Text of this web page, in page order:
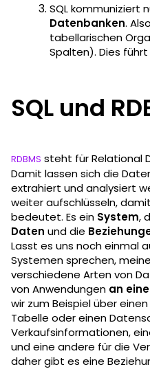
SQL kommuniziert
Datenbanken.
tabellarischen
Spalten). Dies
SQL und
RDBMS steht für Relational
Damit lassen sich die
extrahiert und analysiert
weiter aufschlüsseln,
bedeutet. Es ein System,
Daten und die
Lasst es uns noch einmal
Systemen sprechen,
verschiedene Arten von
von Anwendungen an
wir zum Beispiel über
Tabelle oder einen
Verkaufsinformationen,
und eine andere für die
daher gibt es eine